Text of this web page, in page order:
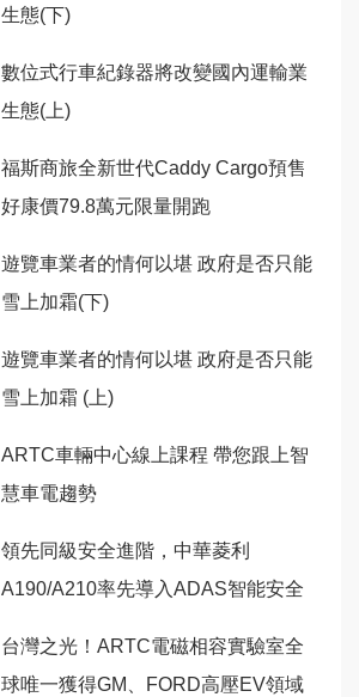
生態(下)
數位式行車紀錄器將改變國內運輸業
生態(上)
福斯商旅全新世代Caddy Cargo預售
好康價79.8萬元限量開跑
遊覽車業者的情何以堪 政府是否只能
雪上加霜(下)
遊覽車業者的情何以堪 政府是否只能
雪上加霜 (上)
ARTC車輛中心線上課程 帶您跟上智
慧車電趨勢
領先同級安全進階，中華菱利
A190/A210率先導入ADAS智能安全
台灣之光！ARTC電磁相容實驗室全
球唯一獲得GM、FORD高壓EV領域